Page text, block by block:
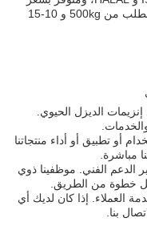
تنافسي.نحن نقدم أيضا الحد الأدنى للكمية الطلب من 500kg و 10-15
الديزل الحيوي.
أو تطبيق أو أداء منتجاتنا
مباشرة.
وتوفير الدعم الفني. موظفينا ذوي
خطوة من الطريق.
العملاء. إذا كان لديك أي
بنا.